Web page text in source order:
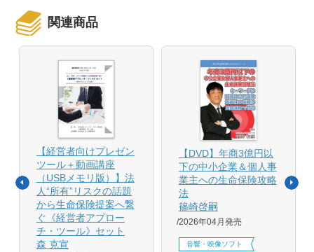
関連商品
【経営者向けプレゼン
ツール＋動画講座
（USBメモリ版）】法
人“所有”リスクの話題
から生命保険提案へ繋
ぐ《経営者アプロー
チ・ツール》セット
森 克宣
【DVD】年商3億円以
下の中小企業＆個人事
業主への生命保険攻略
法
篠崎啓嗣
2026年04月発売
音響・映像ソフト